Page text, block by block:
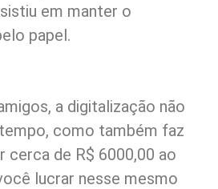
em manter o
papel.
a digitalização não
como também faz
cerca de R$ 6000,00 ao
lucrar nesse mesmo